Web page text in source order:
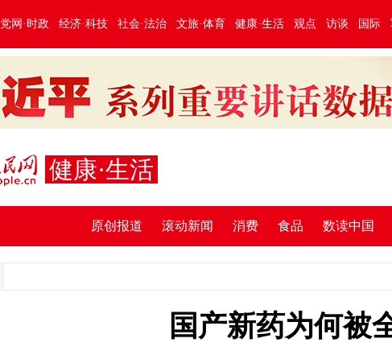
党网·时政 经济·科技 社会·法治 文旅·体育 健康·生活 观点 访谈 国际
健康·生活
原创报道 滚动新闻 消费 食品 数读中国
国产新药为何被